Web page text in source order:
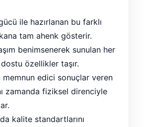
ile hazırlanan bu farklı
tam ahenk gösterir.
benimsenerek sunulan her
özellikler taşır.
memnun edici sonuçlar veren
zamanda fiziksel direnciyle
kalite standartlarını